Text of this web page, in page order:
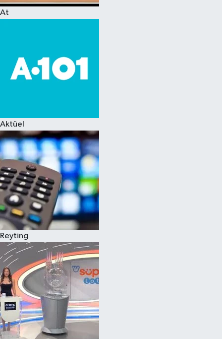
At
Aktüel
Reyting